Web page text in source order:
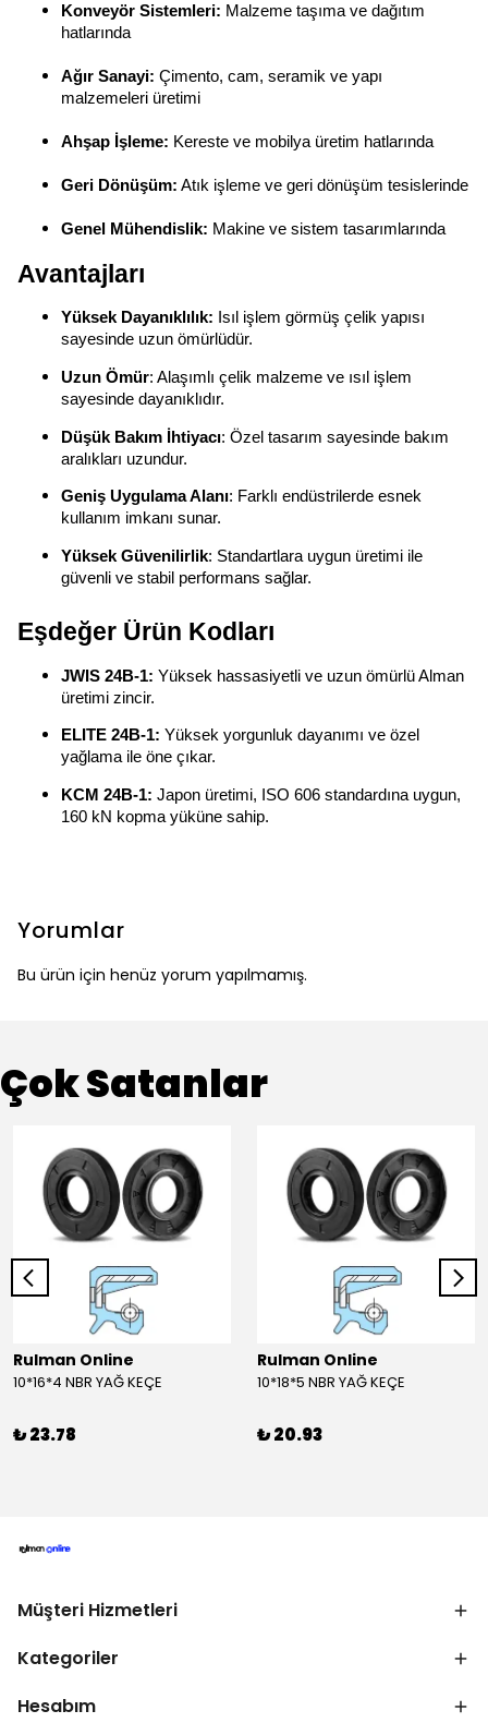
Konveyör Sistemleri: Malzeme taşıma ve dağıtım
hatlarında
Ağır Sanayi: Çimento, cam, seramik ve yapı
malzemeleri üretimi
Ahşap İşleme: Kereste ve mobilya üretim hatlarında
Geri Dönüşüm: Atık işleme ve geri dönüşüm tesislerinde
Genel Mühendislik: Makine ve sistem tasarımlarında
Avantajları
Yüksek Dayanıklılık: Isıl işlem görmüş çelik yapısı
sayesinde uzun ömürlüdür.
Uzun Ömür: Alaşımlı çelik malzeme ve ısıl işlem
sayesinde dayanıklıdır.
Düşük Bakım İhtiyacı: Özel tasarım sayesinde bakım
aralıkları uzundur.
Geniş Uygulama Alanı: Farklı endüstrilerde esnek
kullanım imkanı sunar.
Yüksek Güvenilirlik: Standartlara uygun üretimi ile
güvenli ve stabil performans sağlar.
Eşdeğer Ürün Kodları
JWIS 24B-1: Yüksek hassasiyetli ve uzun ömürlü Alman
üretimi zincir.
ELITE 24B-1: Yüksek yorgunluk dayanımı ve özel
yağlama ile öne çıkar.
KCM 24B-1: Japon üretimi, ISO 606 standardına uygun,
160 kN kopma yüküne sahip.
Yorumlar
Bu ürün için henüz yorum yapılmamış.
Çok Satanlar
Rulman Online
10*16*4 NBR YAĞ KEÇE
₺ 23.78
Rulman Online
10*18*5 NBR YAĞ KEÇE
₺ 20.93
Müşteri Hizmetleri
Kategoriler
Hesabım